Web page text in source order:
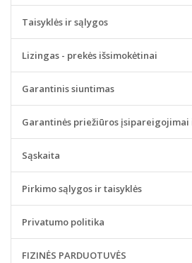
Taisyklės ir sąlygos
Lizingas - prekės išsimokėtinai
Garantinis siuntimas
Garantinės priežiūros įsipareigojimai
Sąskaita
Pirkimo sąlygos ir taisyklės
Privatumo politika
FIZINĖS PARDUOTUVĖS